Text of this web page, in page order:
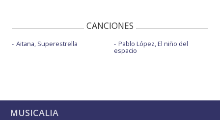
CANCIONES
Aitana, Superestrella Pablo López, El niño del
espacio
MUSICALIA